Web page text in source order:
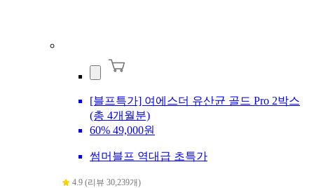
[블프특가] 여에스더 유산균 골드 Pro 2박스
(총 4개월분)
60% 49,000원
썸머블프 역대급 초특가
4.9 (리뷰 30,239개)